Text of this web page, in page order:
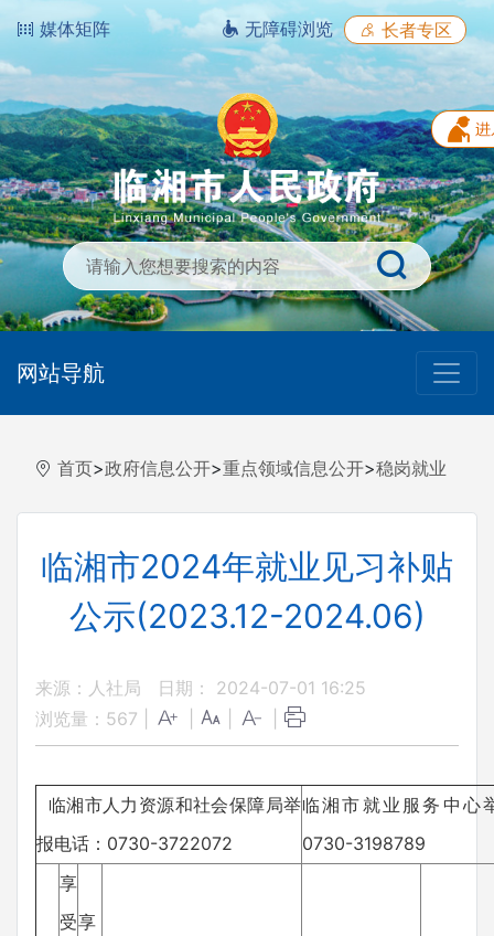
媒体矩阵 无障碍浏览 长者专区
网站导航
首页>政府信息公开>重点领域信息公开>稳岗就业
临湘市2024年就业见习补贴
公示(2023.12-2024.06)
来源：人社局
日期： 2024-07-01 16:25
浏览量： 567
临湘市人力资源和社会保障局举
报电话：0730-3722072
临湘市就业服务中心
0730-3198789
享
受享